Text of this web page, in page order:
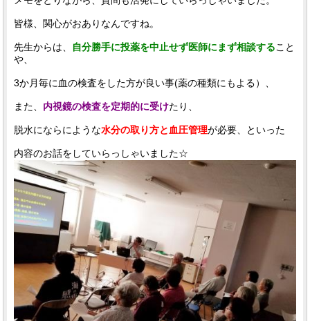
皆様、関心がおありなんですね。
先生からは、 自分勝手に投薬を中止せず医師にまず相談すること
や、
3か月毎に血の検査をした方が良い事(薬の種類にもよる）、
また、 内視鏡の検査を定期的に受けたり、
脱水にならにような水分の取り方と血圧管理が必要、といった
内容のお話をしていらっしゃいました☆